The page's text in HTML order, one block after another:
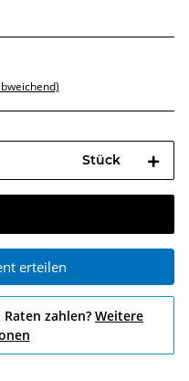
Stück
erteilen
zahlen? Weitere